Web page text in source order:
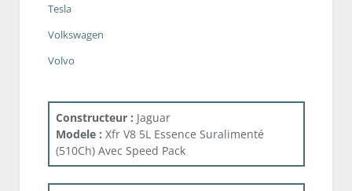
Tesla
Volkswagen
Volvo
Constructeur : Jaguar
Modele : Xfr V8 5L Essence Suralimenté
(510Ch) Avec Speed Pack